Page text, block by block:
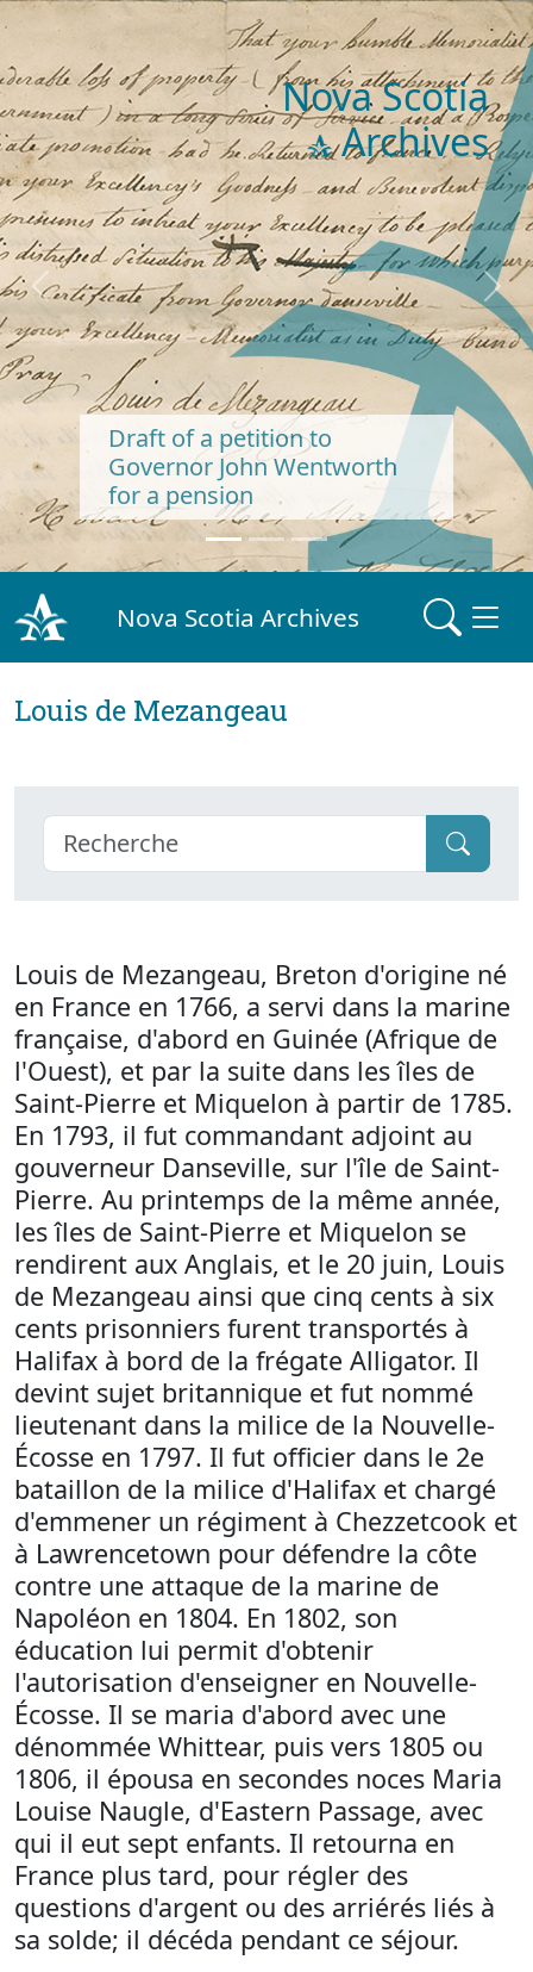
Nova Scotia
Archives
Draft of a petition to
Governor John Wentworth
for a pension
Previous Next
Nova Scotia Archives
Louis de Mezangeau
Louis de Mezangeau, Breton d'origine né
en France en 1766, a servi dans la marine
française, d'abord en Guinée (Afrique de
l'Ouest), et par la suite dans les îles de
Saint-Pierre et Miquelon à partir de 1785.
En 1793, il fut commandant adjoint au
gouverneur Danseville, sur l'île de Saint-
Pierre. Au printemps de la même année,
les îles de Saint-Pierre et Miquelon se
rendirent aux Anglais, et le 20 juin, Louis
de Mezangeau ainsi que cinq cents à six
cents prisonniers furent transportés à
Halifax à bord de la frégate Alligator. Il
devint sujet britannique et fut nommé
lieutenant dans la milice de la Nouvelle-
Écosse en 1797. Il fut officier dans le 2e
bataillon de la milice d'Halifax et chargé
d'emmener un régiment à Chezzetcook et
à Lawrencetown pour défendre la côte
contre une attaque de la marine de
Napoléon en 1804. En 1802, son
éducation lui permit d'obtenir
l'autorisation d'enseigner en Nouvelle-
Écosse. Il se maria d'abord avec une
dénommée Whittear, puis vers 1805 ou
1806, il épousa en secondes noces Maria
Louise Naugle, d'Eastern Passage, avec
qui il eut sept enfants. Il retourna en
France plus tard, pour régler des
questions d'argent ou des arriérés liés à
sa solde; il décéda pendant ce séjour.